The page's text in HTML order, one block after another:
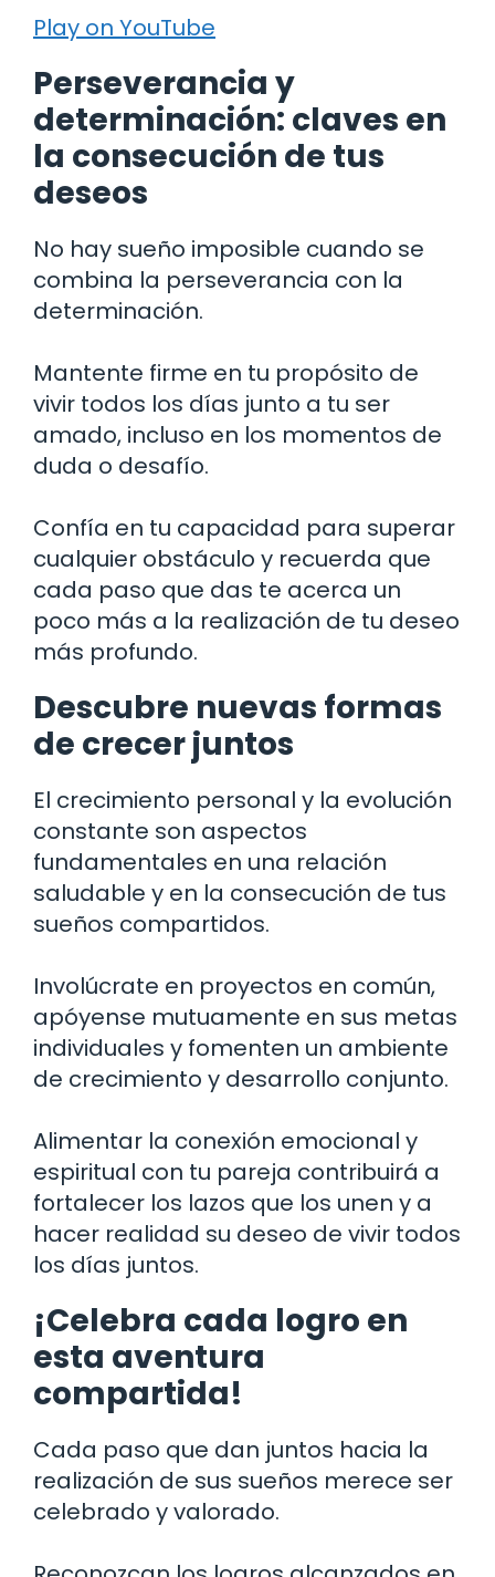
Play on YouTube
Perseverancia y
determinación: claves en
la consecución de tus
deseos
No hay sueño imposible cuando se
combina la perseverancia con la
determinación.
Mantente firme en tu propósito de
vivir todos los días junto a tu ser
amado, incluso en los momentos de
duda o desafío.
Confía en tu capacidad para superar
cualquier obstáculo y recuerda que
cada paso que das te acerca un
poco más a la realización de tu deseo
más profundo.
Descubre nuevas formas
de crecer juntos
El crecimiento personal y la evolución
constante son aspectos
fundamentales en una relación
saludable y en la consecución de tus
sueños compartidos.
Involúcrate en proyectos en común,
apóyense mutuamente en sus metas
individuales y fomenten un ambiente
de crecimiento y desarrollo conjunto.
Alimentar la conexión emocional y
espiritual con tu pareja contribuirá a
fortalecer los lazos que los unen y a
hacer realidad su deseo de vivir todos
los días juntos.
¡Celebra cada logro en
esta aventura
compartida!
Cada paso que dan juntos hacia la
realización de sus sueños merece ser
celebrado y valorado.